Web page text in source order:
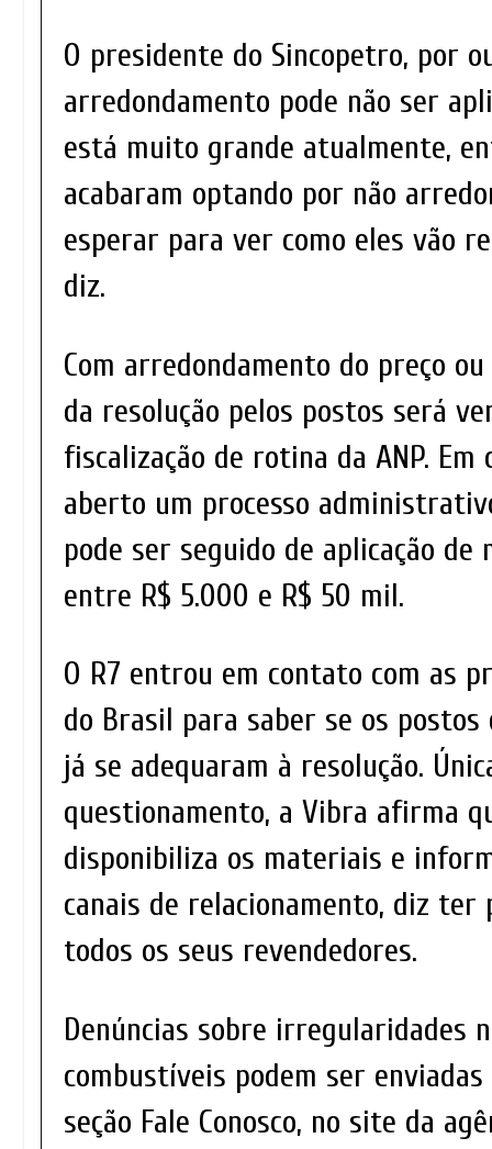
O presidente do Sincopetro, por
arredondamento pode não ser
está muito grande atualmente,
acabaram optando por não
esperar para ver como eles vão
diz.
Com arredondamento do preço
da resolução pelos postos será
fiscalização de rotina da ANP. Em
aberto um processo
pode ser seguido de aplicação de
entre R$ 5.000 e R$ 50 mil.
O R7 entrou em contato com as
do Brasil para saber se os
já se adequaram à resolução.
questionamento, a Vibra afirma
disponibiliza os materiais e
canais de relacionamento, diz
todos os seus revendedores.
Denúncias sobre irregularidades
combustíveis podem ser
seção Fale Conosco, no site da